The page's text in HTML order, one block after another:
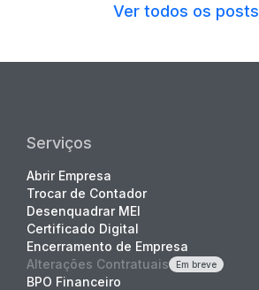
Ver todos os posts
Serviços
Abrir Empresa
Trocar de Contador
Desenquadrar MEI
Certificado Digital
Encerramento de Empresa
Alterações Contratuais
Em breve
BPO Financeiro